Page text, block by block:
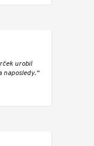
urobil
naposledy.“